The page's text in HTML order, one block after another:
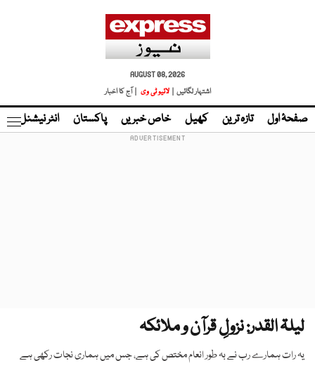
AUGUST 08, 2026
اشتہار لگائیں |
لائیو ٹی وی | آج کا اخبار
صفحۂ اول تازہ ترین کھیل خاص خبریں پاکستان انٹر نیشنل
لیلۃ القدر: نزولِ قرآن و ملائکہ
یہ رات ہمارے رب نے بہ طور انعام مختص کی ہے، جس میں ہماری نجات رکھی ہے